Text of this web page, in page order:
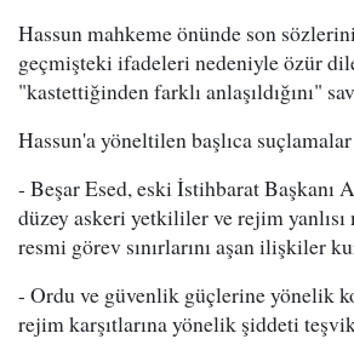
Hassun mahkeme önünde son
geçmişteki ifadeleri nedeniyle özür
"kastettiğinden farklı anlaşıldığını"
Hassun'a yöneltilen başlıca
- Beşar Esed, eski İstihbarat Başkanı
düzey askeri yetkililer ve rejim
resmi görev sınırlarını aşan ilişkiler
- Ordu ve güvenlik güçlerine yönelik
rejim karşıtlarına yönelik şiddeti